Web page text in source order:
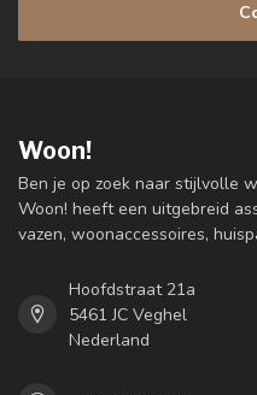
Woon!
Ben je op zoek naar stijlvolle
Woon! heeft een uitgebreid
vazen, woonaccessoires,
Hoofdstraat 21a
5461 JC Veghel
Nederland